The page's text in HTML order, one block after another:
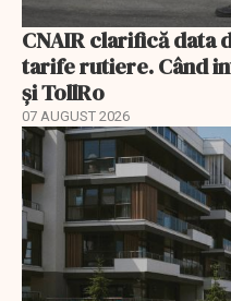
CNAIR clarifică data
tarife rutiere. Când
și TollRo
07 AUGUST 2026